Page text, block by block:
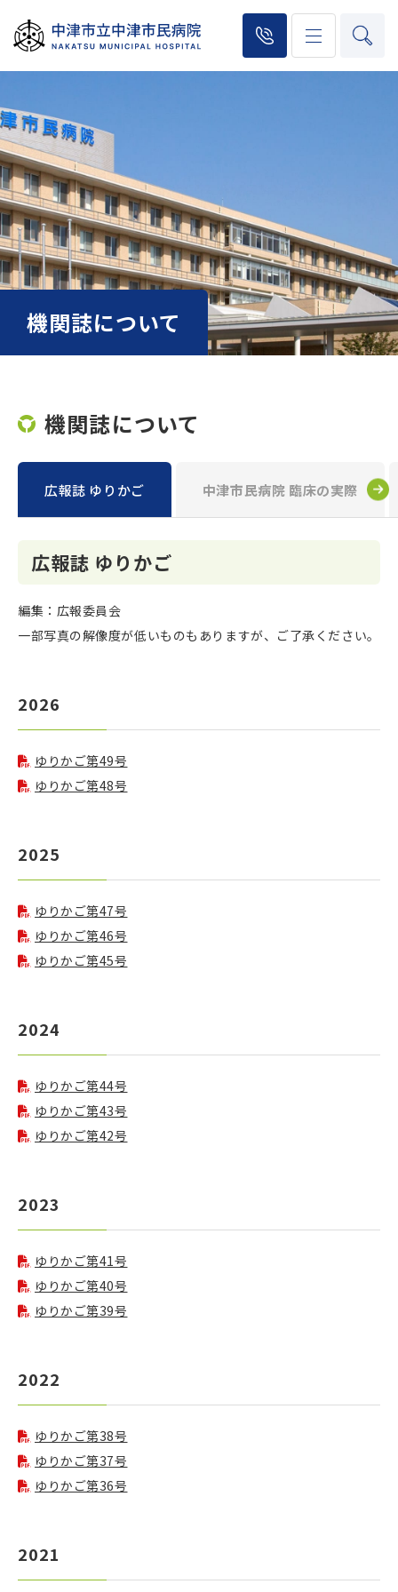
機関誌について
機関誌について
広報誌 ゆりかご 中津市民病院 臨床の実際
広報誌 ゆりかご
編集：広報委員会
一部写真の解像度が低いものもありますが、ご了承ください。
2026
ゆりかご第49号
ゆりかご第48号
2025
ゆりかご第47号
ゆりかご第46号
ゆりかご第45号
2024
ゆりかご第44号
ゆりかご第43号
ゆりかご第42号
2023
ゆりかご第41号
ゆりかご第40号
ゆりかご第39号
2022
ゆりかご第38号
ゆりかご第37号
ゆりかご第36号
2021